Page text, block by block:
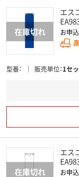
エス
お申
型番 販売単位 1セ
エス
お申